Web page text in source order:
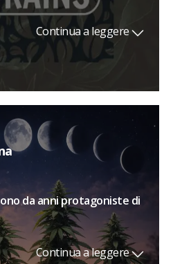
Continua a leggere
da anni protagoniste di
Continua a leggere